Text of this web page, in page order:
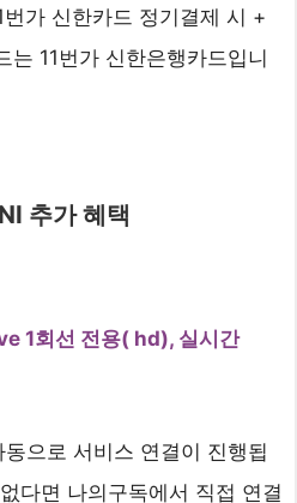
가 신한카드 정기결제 시 +
11번가 신한은행카드입니
추가 혜택
1회선 전용( hd), 실시간
으로 서비스 연결이 진행됩
다면 나의구독에서 직접 연결